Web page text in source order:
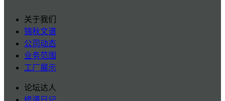
关于我们
锦秋文谱
公司动态
业务范围
工厂展示
论坛达人